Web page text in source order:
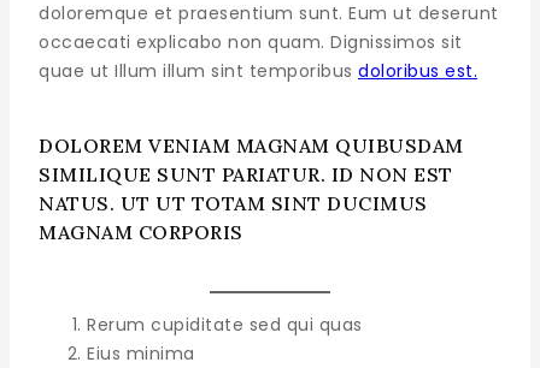
doloremque et praesentium sunt. Eum ut deserunt
occaecati explicabo non quam. Dignissimos sit
quae ut Illum illum sint temporibus doloribus est.
DOLOREM VENIAM MAGNAM QUIBUSDAM
SIMILIQUE SUNT PARIATUR. ID NON EST
NATUS. UT UT TOTAM SINT DUCIMUS
MAGNAM CORPORIS
Rerum cupiditate sed qui quas
Eius minima